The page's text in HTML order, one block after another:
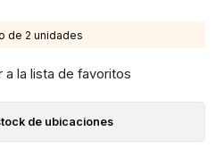
de 2 unidades
a la lista de favoritos
de ubicaciones